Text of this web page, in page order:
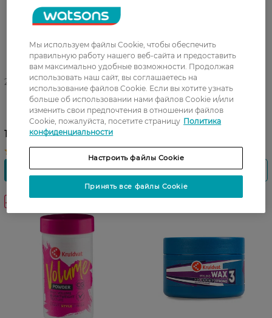
27 07 - 23 08
Мусс для формирования
локонов Kruidvat Curls 200
199,99 ГРН
27 07 - 23 08
Крем для формирования
локонов Kruidvat Curls
Styling Cream 125 мл
-30%
Мы используем файлы Cookie, чтобы обеспечить
правильную работу нашего веб-сайта и предоставить
вам максимально удобные возможности. Продолжая
использовать наш сайт, вы соглашаетесь на
использование файлов Cookie. Если вы хотите узнать
больше об использовании нами файлов Cookie и/или
изменить свои предпочтения в отношении файлов
Cookie, пожалуйста, посетите страницу Политика
конфиденциальности
Настроить файлы Cookie
Принять все файлы Cookie